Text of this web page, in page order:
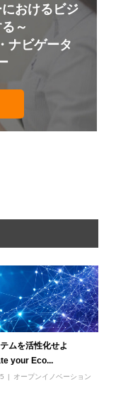
おけるビジ
～
ナビゲータ
ムを活性化せよ
your Eco...
オープンイノベーション